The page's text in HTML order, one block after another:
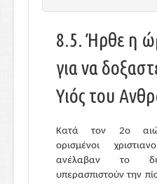
8.5. Ήρθε η
για να
Υιός του
Κατά τον 2ο
ορισμένοι
ανέλαβαν το
υπερασπιστούν την